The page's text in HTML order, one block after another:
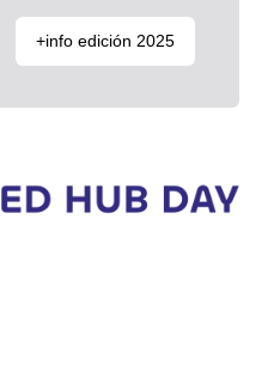
+info edición 2025